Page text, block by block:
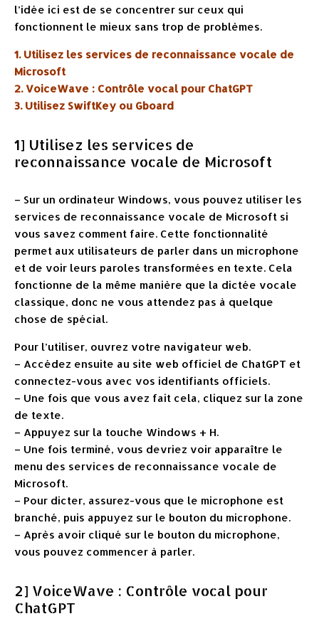
l’idée ici est de se concentrer sur ceux qui
fonctionnent le mieux sans trop de problèmes.
1. Utilisez les services de reconnaissance vocale de
Microsoft
2. VoiceWave : Contrôle vocal pour ChatGPT
3. Utilisez SwiftKey ou Gboard
1] Utilisez les services de
reconnaissance vocale de Microsoft
– Sur un ordinateur Windows, vous pouvez utiliser les
services de reconnaissance vocale de Microsoft si
vous savez comment faire. Cette fonctionnalité
permet aux utilisateurs de parler dans un microphone
et de voir leurs paroles transformées en texte. Cela
fonctionne de la même manière que la dictée vocale
classique, donc ne vous attendez pas à quelque
chose de spécial.
Pour l’utiliser, ouvrez votre navigateur web.
– Accédez ensuite au site web officiel de ChatGPT et
connectez-vous avec vos identifiants officiels.
– Une fois que vous avez fait cela, cliquez sur la zone
de texte.
– Appuyez sur la touche Windows + H.
– Une fois terminé, vous devriez voir apparaître le
menu des services de reconnaissance vocale de
Microsoft.
– Pour dicter, assurez-vous que le microphone est
branché, puis appuyez sur le bouton du microphone.
– Après avoir cliqué sur le bouton du microphone,
vous pouvez commencer à parler.
2] VoiceWave : Contrôle vocal pour
ChatGPT